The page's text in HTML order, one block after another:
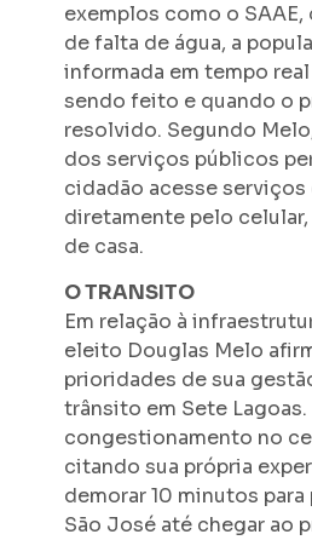
exemplos como o SAAE,
de falta de água, a
informada em tempo
sendo feito e quando o
resolvido. Segundo
dos serviços públicos
cidadão acesse serviços
diretamente pelo
de casa.
O TRANSITO
Em relação à
eleito Douglas Melo
prioridades de sua
trânsito em Sete
congestionamento no
citando sua própria
demorar 10 minutos para
São José até chegar ao